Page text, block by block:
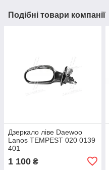
Подібні товари компанії
Дзеркало ліве Daewoo
Lanos TEMPEST 020 0139
401
1 100 ₴